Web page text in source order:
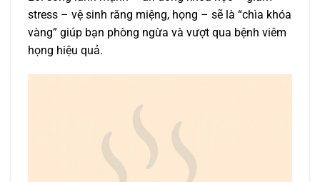
stress – vệ sinh răng miệng, họng – sẽ là “chìa khóa
vàng” giúp bạn phòng ngừa và vượt qua bệnh viêm
họng hiệu quả.